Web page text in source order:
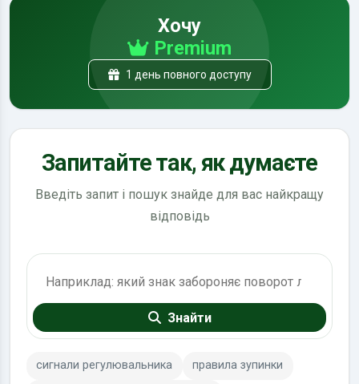
Хочу
Premium
1 день повного доступу
Запитайте так, як думаєте
Введіть запит і пошук знайде для вас найкращу
відповідь
Знайти
сигнали регулювальника правила зупинки